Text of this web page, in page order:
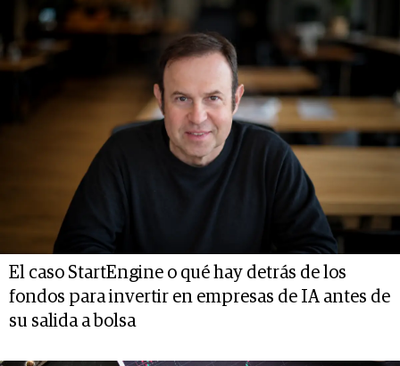
El caso StartEngine o qué hay detrás de los
fondos para invertir en empresas de IA antes de
su salida a bolsa